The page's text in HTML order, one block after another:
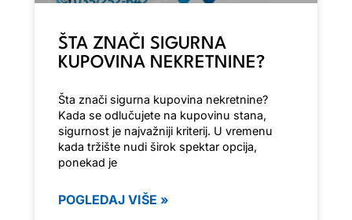
ŠTA ZNAČI SIGURNA
KUPOVINA NEKRETNINE?
Šta znači sigurna kupovina nekretnine?
Kada se odlučujete na kupovinu stana,
sigurnost je najvažniji kriterij. U vremenu
kada tržište nudi širok spektar opcija,
ponekad je
POGLEDAJ VIŠE »